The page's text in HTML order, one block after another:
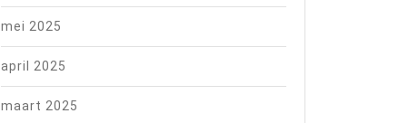
mei 2025
april 2025
maart 2025